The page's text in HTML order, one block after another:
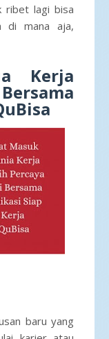
ribet lagi bisa
di mana aja,
Kerja
baru yang